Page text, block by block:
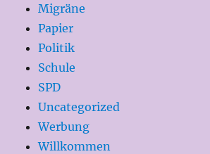
Migräne
Papier
Politik
Schule
SPD
Uncategorized
Werbung
Willkommen